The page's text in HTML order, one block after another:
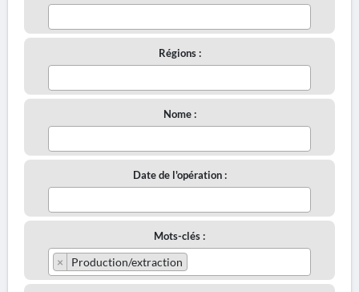
Régions :
Nome :
Date de l'opération :
Mots-clés :
× Production/extraction